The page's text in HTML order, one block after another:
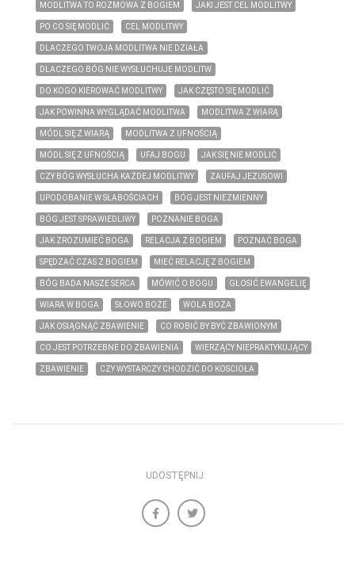
MODLITWA TO ROZMOWA Z BOGIEM JAKI JEST CEL MODLITWY
PO CO SIĘ MODLIĆ CEL MODLITWY
DLACZEGO TWOJA MODLITWA NIE DZIAŁA
DLACZEGO BÓG NIE WYSŁUCHUJE MODLITW
DO KOGO KIEROWAĆ MODLITWY JAK CZĘSTO SIĘ MODLIĆ
JAK POWINNA WYGLĄDAĆ MODLITWA MODLITWA Z WIARĄ
MÓDL SIĘ Z WIARĄ MODLITWA Z UFNOŚCIĄ
MÓDL SIĘ Z UFNOŚCIĄ UFAJ BOGU JAK SIĘ NIE MODLIĆ
CZY BÓG WYSŁUCHA KAŻDEJ MODLITWY ZAUFAJ JEZUSOWI
UPODOBANIE W SŁABOŚCIACH BÓG JEST NIEZMIENNY
BÓG JEST SPRAWIEDLIWY POZNANIE BOGA
JAK ZROZUMIEĆ BOGA RELACJA Z BOGIEM POZNAĆ BOGA
SPĘDZAĆ CZAS Z BOGIEM MIEĆ RELACJĘ Z BOGIEM
BÓG BADA NASZE SERCA MÓWIĆ O BOGU GŁOSIĆ EWANGELIĘ
WIARA W BOGA SŁOWO BOŻE WOLA BOŻA
JAK OSIĄGNĄĆ ZBAWIENIE CO ROBIĆ BY BYĆ ZBAWIONYM
CO JEST POTRZEBNE DO ZBAWIENIA WIERZĄCY NIEPRAKTYKUJĄCY
ZBAWIENIE CZY WYSTARCZY CHODZIĆ DO KOSCIOŁA
UDOSTĘPNIJ: